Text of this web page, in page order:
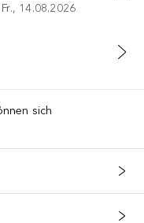
14.08.2026
sich